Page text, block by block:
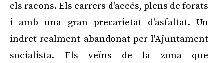
els racons. Els carrers d'accés, plens de forats
i amb una gran precarietat d'asfaltat. Un
indret realment abandonat per l'Ajuntament
socialista. Els veïns de la zona que